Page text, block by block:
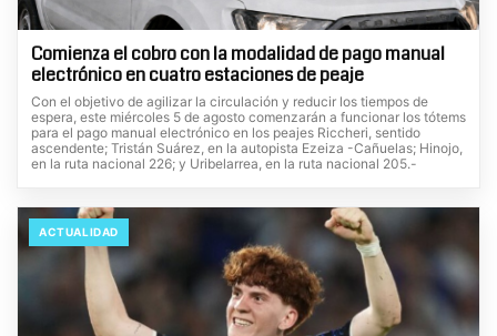
Comienza el cobro con la modalidad de pago manual
electrónico en cuatro estaciones de peaje
Con el objetivo de agilizar la circulación y reducir los tiempos de
espera, este miércoles 5 de agosto comenzarán a funcionar los tótems
para el pago manual electrónico en los peajes Riccheri, sentido
ascendente; Tristán Suárez, en la autopista Ezeiza -Cañuelas; Hinojo,
en la ruta nacional 226; y Uribelarrea, en la ruta nacional 205.-
ACTUALIDAD